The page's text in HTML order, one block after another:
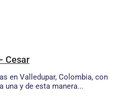
Cesar
en Valledupar, Colombia, con
una y de esta manera...